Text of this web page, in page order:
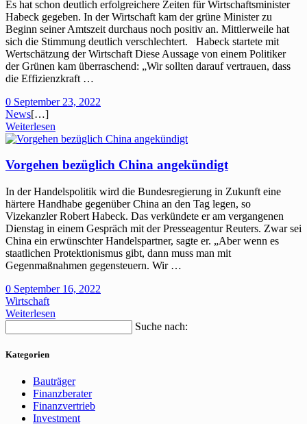
Es hat schon deutlich erfolgreichere Zeiten für Wirtschaftsminister
Habeck gegeben. In der Wirtschaft kam der grüne Minister zu
Beginn seiner Amtszeit durchaus noch positiv an. Mittlerweile hat
sich die Stimmung deutlich verschlechtert. Habeck startete mit
Wertschätzung der Wirtschaft Diese Aussage von einem Politiker
der Grünen kam überraschend: „Wir sollten darauf vertrauen, dass
die Effizienzkraft …
0 September 23, 2022
News[…]
Weiterlesen
Vorgehen bezüglich China angekündigt
In der Handelspolitik wird die Bundesregierung in Zukunft eine
härtere Handhabe gegenüber China an den Tag legen, so
Vizekanzler Robert Habeck. Das verkündete er am vergangenen
Dienstag in einem Gespräch mit der Presseagentur Reuters. Zwar sei
China ein erwünschter Handelspartner, sagte er. „Aber wenn es
staatlichen Protektionismus gibt, dann muss man mit
Gegenmaßnahmen gegensteuern. Wir …
0 September 16, 2022
Wirtschaft
Weiterlesen
Suche nach:
Kategorien
Bauträger
Finanzberater
Finanzvertrieb
Investment